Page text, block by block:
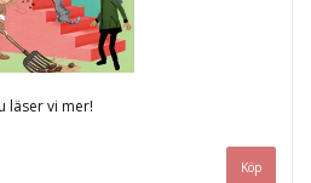
läser vi mer!